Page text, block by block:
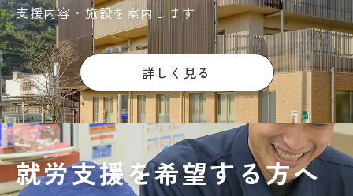
支援内容・施設を案内します
詳しく見る
就労支援を希望する方へ